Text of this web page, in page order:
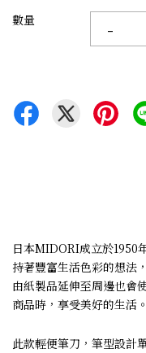
數量 -
日本MIDORI成立於1950
持著豐富生活色彩的想法
由紙製品延伸至周邊也會
商品時，享受美好的生活。
此款輕便筆刀，筆型設計